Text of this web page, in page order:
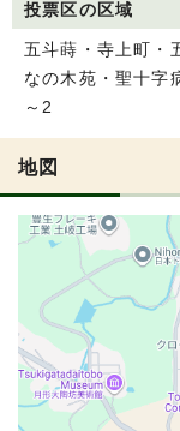
投票区の区域
五斗蒔・寺上町・
なの木苑・聖十字
～2
地図